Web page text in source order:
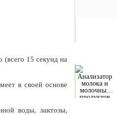
(всего 15 секунд на
в своей основе
воды, лактозы,
Анализатор
молока и
молочных
продуктов